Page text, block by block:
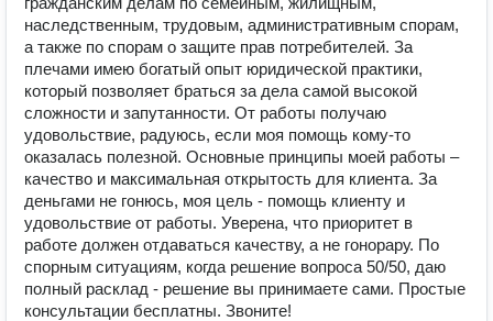
наследственным, трудовым, административным спорам,
а также по спорам о защите прав потребителей. За
плечами имею богатый опыт юридической практики,
который позволяет браться за дела самой высокой
сложности и запутанности. От работы получаю
удовольствие, радуюсь, если моя помощь кому-то
оказалась полезной. Основные принципы моей работы –
качество и максимальная открытость для клиента. За
деньгами не гонюсь, моя цель - помощь клиенту и
удовольствие от работы. Уверена, что приоритет в
работе должен отдаваться качеству, а не гонорару. По
спорным ситуациям, когда решение вопроса 50/50, даю
полный расклад - решение вы принимаете сами. Простые
консультации бесплатны. Звоните!